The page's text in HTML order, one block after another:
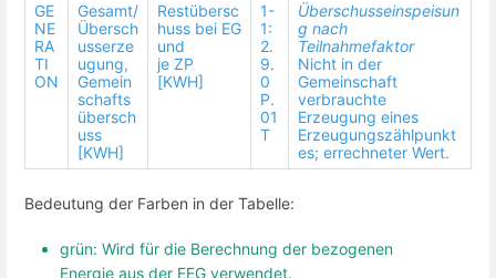
GE
NE
RA
TI
ON
Gesamt/
Übersch
usserze
ugung,
Gemein
schafts
übersch
uss
[KWH]
Restübersc
huss bei EG
und
je ZP
[KWH]
1-
1:
2.
9.
0
P.
01
T
Überschusseinspeisun
g nach
Teilnahmefaktor
Nicht in der
Gemeinschaft
verbrauchte
Erzeugung eines
Erzeugungszählpunkt
es; errechneter Wert.
Bedeutung der Farben in der Tabelle:
grün: Wird für die Berechnung der bezogenen
Energie aus der EEG verwendet.